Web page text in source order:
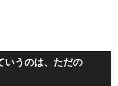
いうのは、ただの